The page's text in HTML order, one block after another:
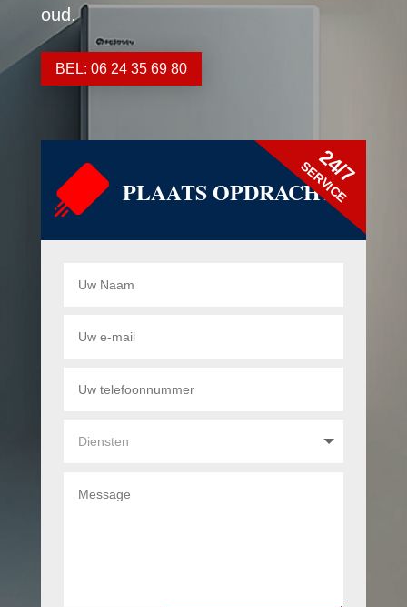
oud.
BEL: 06 24 35 69 80
PLAATS OPDRACHT
24/7
SERVICE